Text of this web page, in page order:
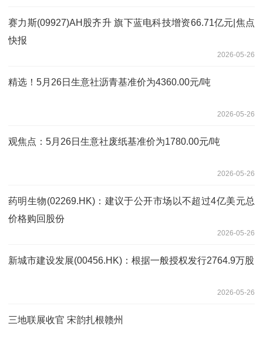
赛力斯(09927)AH股齐升 旗下蓝电科技增资66.71亿元|焦点
快报
2026-05-26
精选！5月26日生意社沥青基准价为4360.00元/吨
2026-05-26
观焦点：5月26日生意社废纸基准价为1780.00元/吨
2026-05-26
药明生物(02269.HK)：建议于公开市场以不超过4亿美元总
价格购回股份
2026-05-26
新城市建设发展(00456.HK)：根据一般授权发行2764.9万股
2026-05-26
三地联展收官 宋韵扎根赣州